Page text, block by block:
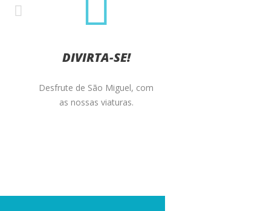
DIVIRTA-SE!
Desfrute de São Miguel, com
as nossas viaturas.